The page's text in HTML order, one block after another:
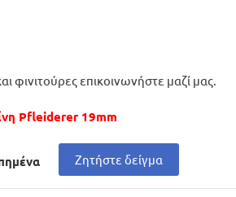
φινιτούρες επικοινωνήστε μαζί μας.
Pfleiderer 19mm
Ζητήστε δείγμα